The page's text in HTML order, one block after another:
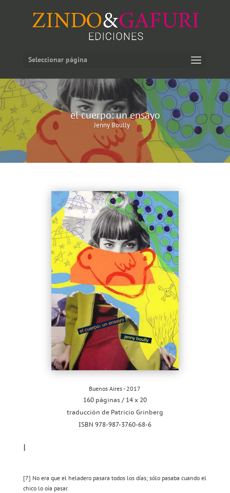
Seleccionar página
el cuerpo: un ensayo
Jenny Boully
Buenos Aires - 2017
160 páginas / 14 x 20
traducción de Patricio Grinberg
ISBN 978-987-3760-68-6
I
[7] No era que el heladero pasara todos los días; sólo pasaba cuando el
chico lo oía pasar.